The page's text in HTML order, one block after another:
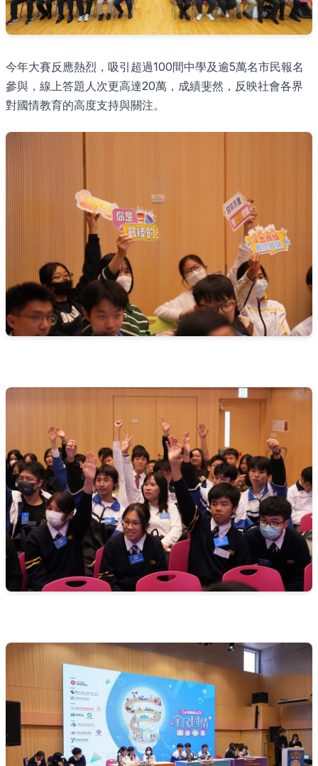
今年大賽反應熱烈，吸引超過100間中學及逾5萬名市民報名
參與，線上答題人次更高達20萬，成績斐然，反映社會各界
對國情教育的高度支持與關注。